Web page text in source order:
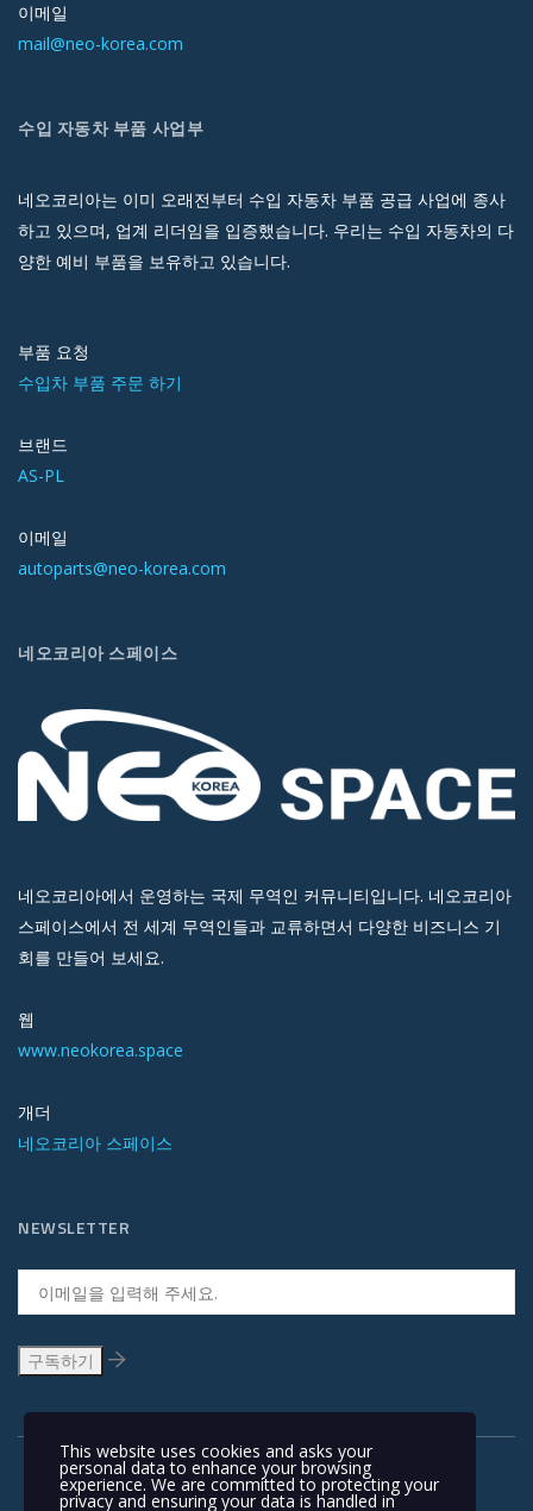
이메일
mail@neo-korea.com
수입 자동차 부품 사업부
네오코리아는 이미 오래전부터 수입 자동차 부품 공급 사업에 종사
하고 있으며, 업계 리더임을 입증했습니다. 우리는 수입 자동차의 다
양한 예비 부품을 보유하고 있습니다.
부품 요청
수입차 부품 주문 하기
브랜드
AS-PL
이메일
autoparts@neo-korea.com
네오코리아 스페이스
네오코리아에서 운영하는 국제 무역인 커뮤니티입니다. 네오코리아
스페이스에서 전 세계 무역인들과 교류하면서 다양한 비즈니스 기
회를 만들어 보세요.
웹
www.neokorea.space
개더
네오코리아 스페이스
NEWSLETTER
This website uses cookies and asks your
personal data to enhance your browsing
experience. We are committed to protecting your
privacy and ensuring your data is handled in